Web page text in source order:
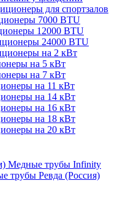
для спортзалов
7000 BTU
12000 BTU
24000 BTU
на 2 кВт
на 5 кВт
на 7 кВт
на 11 кВт
на 14 кВт
на 16 кВт
на 18 кВт
на 20 кВт
Медные трубы Infinity
трубы Ревда (Россия)